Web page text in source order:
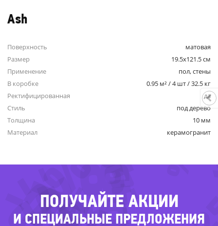
Ash
Поверхность
матовая
Размер
19.5x121.5 см
Применение
пол, стены
В коробке
0.95 м² / 4 шт / 32.5 кг
Ректифицированная
да
Стиль
под дерево
Толщина
10 мм
Материал
керамогранит
ПОЛУЧАЙТЕ АКЦИИ
И СПЕЦИАЛЬНЫЕ ПРЕДЛОЖЕНИЯ
-
-49%
-68% -39%
-49%